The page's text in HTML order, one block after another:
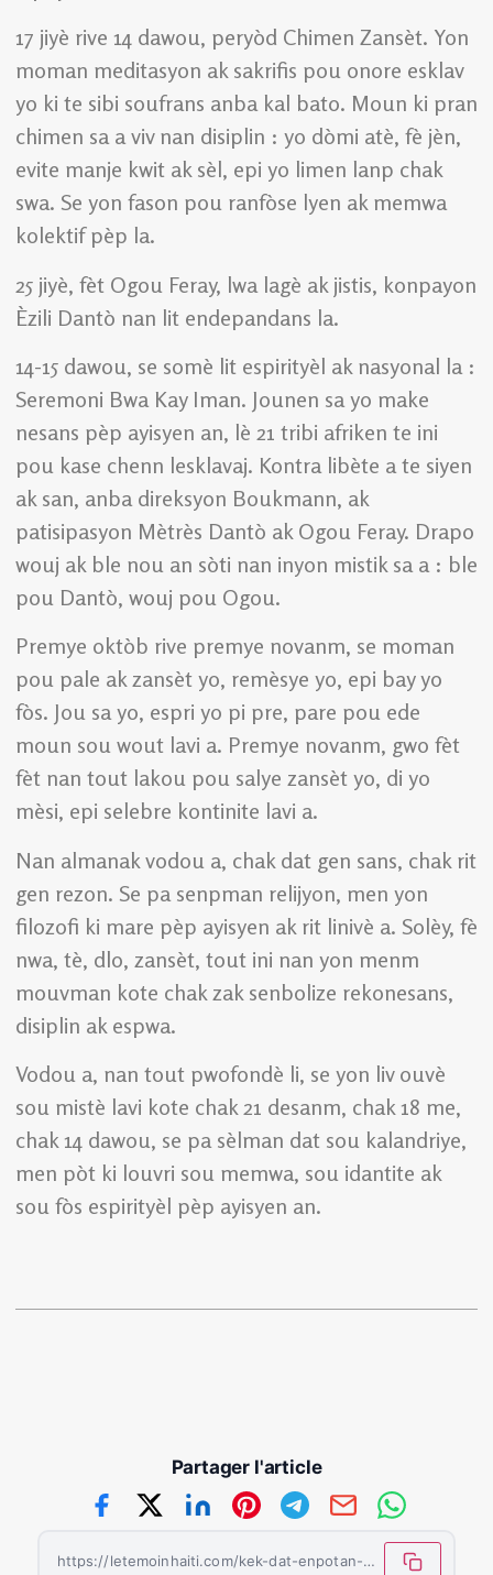
17 jiyè rive 14 dawou, peryòd Chimen Zansèt. Yon
moman meditasyon ak sakrifis pou onore esklav
yo ki te sibi soufrans anba kal bato. Moun ki pran
chimen sa a viv nan disiplin : yo dòmi atè, fè jèn,
evite manje kwit ak sèl, epi yo limen lanp chak
swa. Se yon fason pou ranfòse lyen ak memwa
kolektif pèp la.
25 jiyè, fèt Ogou Feray, lwa lagè ak jistis, konpayon
Èzili Dantò nan lit endepandans la.
14-15 dawou, se somè lit espirityèl ak nasyonal la :
Seremoni Bwa Kay Iman. Jounen sa yo make
nesans pèp ayisyen an, lè 21 tribi afriken te ini
pou kase chenn lesklavaj. Kontra libète a te siyen
ak san, anba direksyon Boukmann, ak
patisipasyon Mètrès Dantò ak Ogou Feray. Drapo
wouj ak ble nou an sòti nan inyon mistik sa a : ble
pou Dantò, wouj pou Ogou.
Premye oktòb rive premye novanm, se moman
pou pale ak zansèt yo, remèsye yo, epi bay yo
fòs. Jou sa yo, espri yo pi pre, pare pou ede
moun sou wout lavi a. Premye novanm, gwo fèt
fèt nan tout lakou pou salye zansèt yo, di yo
mèsi, epi selebre kontinite lavi a.
Nan almanak vodou a, chak dat gen sans, chak rit
gen rezon. Se pa senpman relijyon, men yon
filozofi ki mare pèp ayisyen ak rit linivè a. Solèy, fè
nwa, tè, dlo, zansèt, tout ini nan yon menm
mouvman kote chak zak senbolize rekonesans,
disiplin ak espwa.
Vodou a, nan tout pwofondè li, se yon liv ouvè
sou mistè lavi kote chak 21 desanm, chak 18 me,
chak 14 dawou, se pa sèlman dat sou kalandriye,
men pòt ki louvri sou memwa, sou idantite ak
sou fòs espirityèl pèp ayisyen an.
Partager l'article
https://letemoinhaiti.com/kek-dat-enpotan-nan-vodou-an/